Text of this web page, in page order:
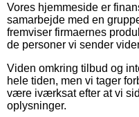
Vores hjemmeside er
samarbejde med en
fremviser firmaernes
de personer vi sender
Viden omkring tilbud og
hele tiden, men vi tager
være iværksat efter at vi
oplysninger.